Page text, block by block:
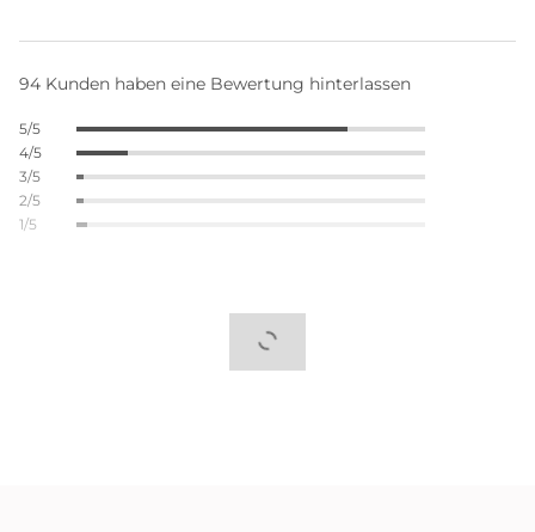
94 Kunden haben eine Bewertung hinterlassen
5/5
4/5
3/5
2/5
1/5